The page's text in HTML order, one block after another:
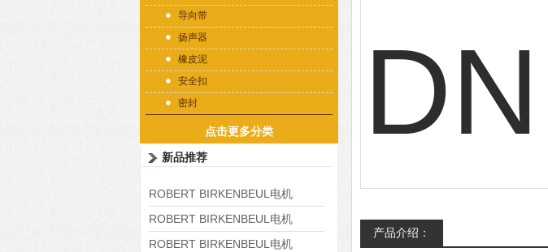
导向带
扬声器
橡皮泥
安全扣
密封
点击更多分类
新品推荐
ROBERT BIRKENBEUL电机
8APE225M-4-IE3
ROBERT BIRKENBEUL电机
8APE180L-4 IE3
ROBERT BIRKENBEUL电机
产品介绍：